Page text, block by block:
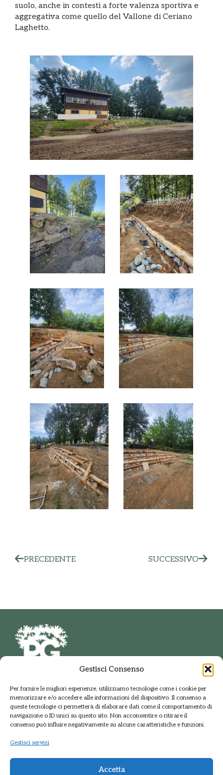
Gestisci Consenso
Per fornire le migliori esperienze, utilizziamo tecnologie come i cookie per
memorizzare e/o accedere alle informazioni del dispositivo. Il consenso a
queste tecnologie ci permetterà di elaborare dati come il comportamento di
navigazione o ID unici su questo sito. Non acconsentire o ritirare il
consenso può influire negativamente su alcune caratteristiche e funzioni.
Gestisci servizi
Accetta
suolo, anche in contesti a forte valenza sportiva e
aggregativa come quello del Vallone di Ceriano
Laghetto.
PRECEDENTE SUCCESSIVO
PARCO DELLE GROANE
E DELLA BRUGHIERA BRIANTEA
Via della Polveriera, 2
20033 Solaro Milano
Tel.: +39 02 9698141
PEC: protocolloparcogroane@promopec.it